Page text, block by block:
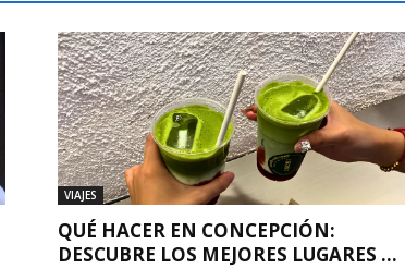
VIAJES
QUÉ HACER EN CONCEPCIÓN:
DESCUBRE LOS MEJORES LUGARES ...